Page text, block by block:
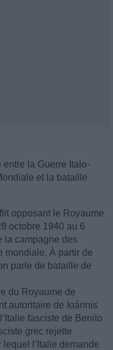
la Guerre Italo-
et la bataille
opposant le Royaume
octobre 1940 au 6
la campagne des
mondiale. À partir de
parle de bataille de
du Royaume de
autoritaire de Ioánnis
fasciste de Benito
grec rejette
lequel l’Italie demande